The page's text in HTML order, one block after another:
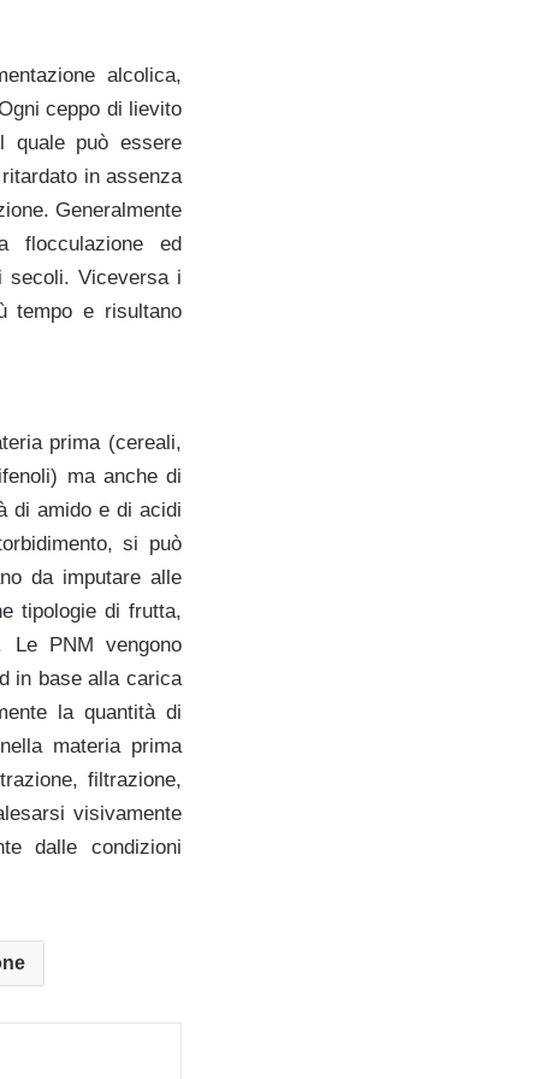
alcolica,
ceppo di lievito
quale può essere
in assenza
Generalmente
flocculazione ed
secoli. Viceversa i
tempo e risultano
prima (cereali,
ma anche di
di amido e di acidi
si può
da imputare alle
tipologie di frutta,
Le PNM vengono
in base alla carica
la quantità di
materia prima
filtrazione,
visivamente
dalle condizioni